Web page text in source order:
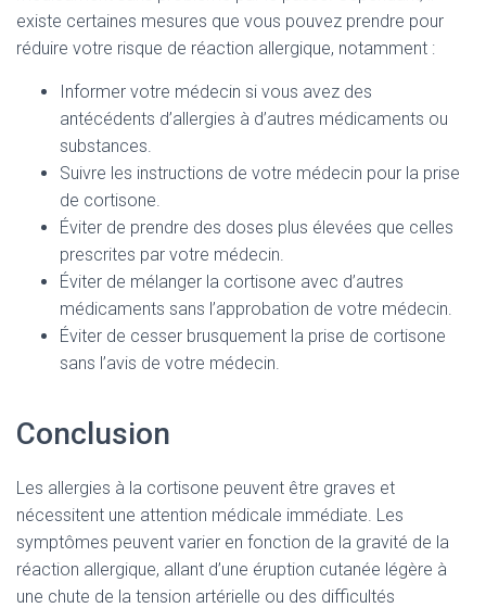
existe certaines mesures que vous pouvez prendre pour
réduire votre risque de réaction allergique, notamment :
Informer votre médecin si vous avez des
antécédents d’allergies à d’autres médicaments ou
substances.
Suivre les instructions de votre médecin pour la prise
de cortisone.
Éviter de prendre des doses plus élevées que celles
prescrites par votre médecin.
Éviter de mélanger la cortisone avec d’autres
médicaments sans l’approbation de votre médecin.
Éviter de cesser brusquement la prise de cortisone
sans l’avis de votre médecin.
Conclusion
Les allergies à la cortisone peuvent être graves et
nécessitent une attention médicale immédiate. Les
symptômes peuvent varier en fonction de la gravité de la
réaction allergique, allant d’une éruption cutanée légère à
une chute de la tension artérielle ou des difficultés